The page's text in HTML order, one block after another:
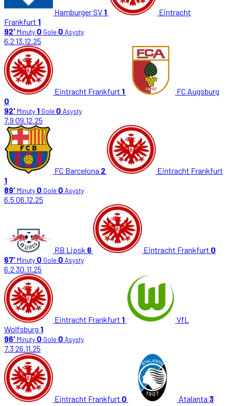
Hamburger SV 1
Eintracht
Frankfurt 1
92' Minuty 0 Gole 0 Asysty
6.2 13.12.25
Eintracht Frankfurt 1
FC Augsburg
0
92' Minuty 1 Gole 0 Asysty
7.9 09.12.25
FC Barcelona 2
Eintracht Frankfurt
1
89' Minuty 0 Gole 0 Asysty
6.5 06.12.25
RB Lipsk 6 Eintracht Frankfurt 0
67' Minuty 0 Gole 0 Asysty
6.2 30.11.25
Eintracht Frankfurt 1
VfL
Wolfsburg 1
96' Minuty 0 Gole 0 Asysty
7.3 26.11.25
Eintracht Frankfurt 0 Atalanta 3